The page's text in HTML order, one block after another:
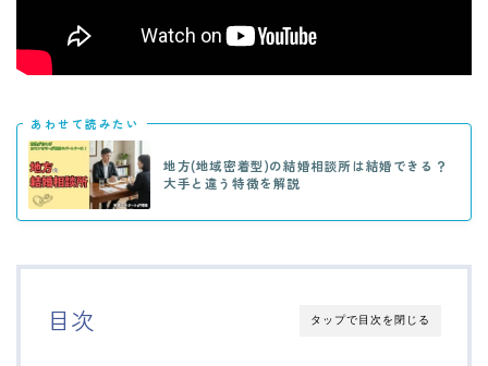
あわせて読みたい
地方(地域密着型)の結婚相談所は結婚できる？
大手と違う特徴を解説
タップで目次を閉じる
目次